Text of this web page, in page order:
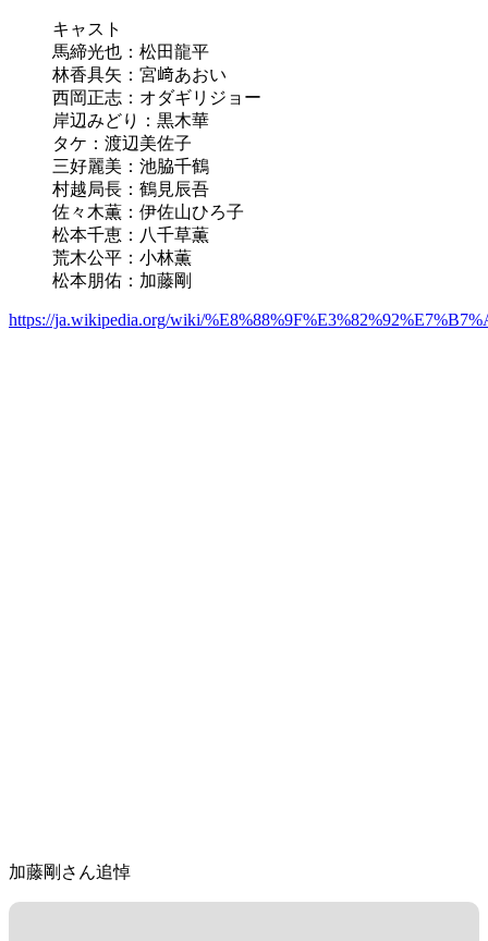
キャスト
馬締光也：松田龍平
林香具矢：宮﨑あおい
西岡正志：オダギリジョー
岸辺みどり：黒木華
タケ：渡辺美佐子
三好麗美：池脇千鶴
村越局長：鶴見辰吾
佐々木薫：伊佐山ひろ子
松本千恵：八千草薫
荒木公平：小林薫
松本朋佑：加藤剛
https://ja.wikipedia.org/wiki/
加藤剛さん追悼